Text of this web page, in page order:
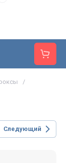
/
Следующий